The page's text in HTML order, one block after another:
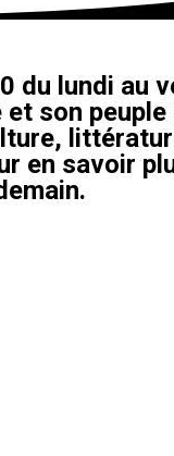
lundi au
son
en savoir